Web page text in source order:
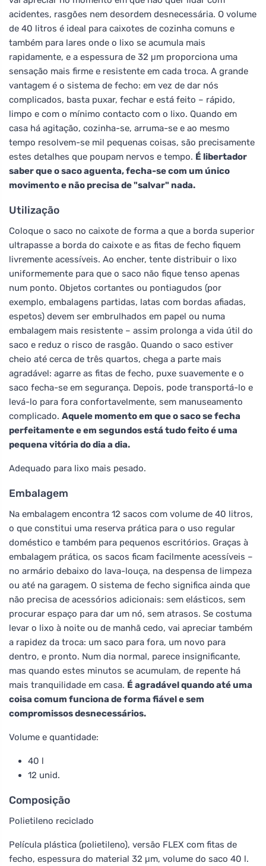
acidentes, rasgões nem desordem desnecessária. O volume
de 40 litros é ideal para caixotes de cozinha comuns e
também para lares onde o lixo se acumula mais
rapidamente, e a espessura de 32 μm proporciona uma
sensação mais firme e resistente em cada troca. A grande
vantagem é o sistema de fecho: em vez de dar nós
complicados, basta puxar, fechar e está feito – rápido,
limpo e com o mínimo contacto com o lixo. Quando em
casa há agitação, cozinha-se, arruma-se e ao mesmo
tempo resolvem-se mil pequenas coisas, são precisamente
estes detalhes que poupam nervos e tempo. É libertador
saber que o saco aguenta, fecha-se com um único
movimento e não precisa de "salvar" nada.
Utilização
Coloque o saco no caixote de forma a que a borda superior
ultrapasse a borda do caixote e as fitas de fecho fiquem
livremente acessíveis. Ao encher, tente distribuir o lixo
uniformemente para que o saco não fique tenso apenas
num ponto. Objetos cortantes ou pontiagudos (por
exemplo, embalagens partidas, latas com bordas afiadas,
espetos) devem ser embrulhados em papel ou numa
embalagem mais resistente – assim prolonga a vida útil do
saco e reduz o risco de rasgão. Quando o saco estiver
cheio até cerca de três quartos, chega a parte mais
agradável: agarre as fitas de fecho, puxe suavemente e o
saco fecha-se em segurança. Depois, pode transportá-lo e
levá-lo para fora confortavelmente, sem manuseamento
complicado. Aquele momento em que o saco se fecha
perfeitamente e em segundos está tudo feito é uma
pequena vitória do dia a dia.
Adequado para lixo mais pesado.
Embalagem
Na embalagem encontra 12 sacos com volume de 40 litros,
o que constitui uma reserva prática para o uso regular
doméstico e também para pequenos escritórios. Graças à
embalagem prática, os sacos ficam facilmente acessíveis –
no armário debaixo do lava-louça, na despensa de limpeza
ou até na garagem. O sistema de fecho significa ainda que
não precisa de acessórios adicionais: sem elásticos, sem
procurar espaço para dar um nó, sem atrasos. Se costuma
levar o lixo à noite ou de manhã cedo, vai apreciar também
a rapidez da troca: um saco para fora, um novo para
dentro, e pronto. Num dia normal, parece insignificante,
mas quando estes minutos se acumulam, de repente há
mais tranquilidade em casa. É agradável quando até uma
coisa comum funciona de forma fiável e sem
compromissos desnecessários.
Volume e quantidade:
40 l
12 unid.
Composição
Polietileno reciclado
Película plástica (polietileno), versão FLEX com fitas de
fecho, espessura do material 32 μm, volume do saco 40 l.